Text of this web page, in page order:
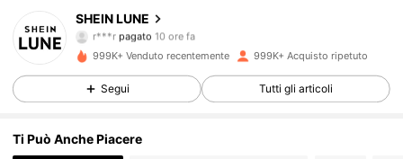
SHEIN LUNE
h***zsegue5 ore fa
999K+ Venduto recentemente 999K+ Acquisto ripetuto
Segui Tutti gli articoli
Ti Può Anche Piacere